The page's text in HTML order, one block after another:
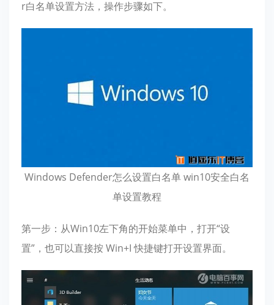
r白名单设置方法，操作步骤如下。
Windows Defender怎么设置白名单 win10安全白名
单设置教程
第一步：从Win10左下角的开始菜单中，打开“设
置”，也可以直接按 Win+I 快捷键打开设置界面。